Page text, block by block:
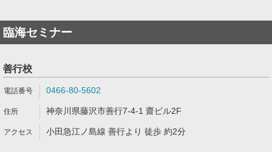
臨海セミナー
善行校
0466-80-5602
神奈川県藤沢市善行7-4-1 齋ビル2F
小田急江ノ島線 善行より 徒歩 約2分